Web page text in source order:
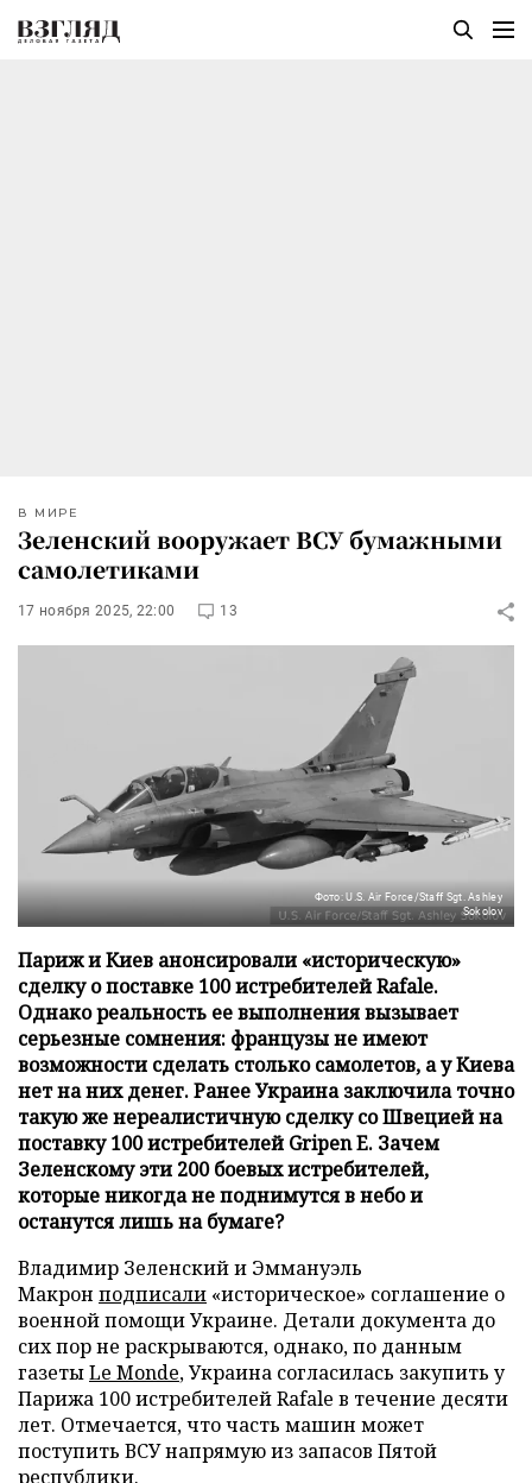
В МИРЕ
Зеленский вооружает ВСУ бумажными
самолетиками
17 ноября 2025, 22:00 13
Фото: U.S. Air Force/Staff Sgt. Ashley
Sokolov
Париж и Киев анонсировали «историческую»
сделку о поставке 100 истребителей Rafale.
Однако реальность ее выполнения вызывает
серьезные сомнения: французы не имеют
возможности сделать столько самолетов, а у Киева
нет на них денег. Ранее Украина заключила точно
такую же нереалистичную сделку со Швецией на
поставку 100 истребителей Gripen E. Зачем
Зеленскому эти 200 боевых истребителей,
которые никогда не поднимутся в небо и
останутся лишь на бумаге?
Владимир Зеленский и Эммануэль
Макрон подписали «историческое» соглашение о
военной помощи Украине. Детали документа до
сих пор не раскрываются, однако, по данным
газетыLe Monde, Украина согласилась закупить у
Парижа 100 истребителей Rafale в течение десяти
лет. Отмечается, что часть машин может
поступить ВСУ напрямую из запасов Пятой
республики.